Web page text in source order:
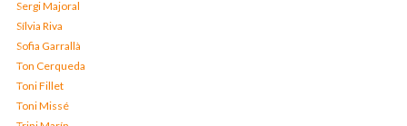
Sergi Majoral
Sílvia Riva
Sofia Garrallà
Ton Cerqueda
Toni Fillet
Toni Missé